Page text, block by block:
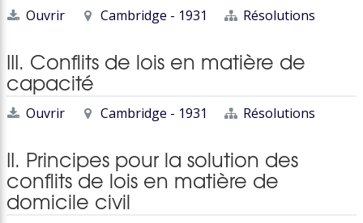
Ouvrir Cambridge - 1931 Résolutions
III. Conflits de lois en matière de
capacité
Ouvrir Cambridge - 1931 Résolutions
II. Principes pour la solution des
conflits de lois en matière de
domicile civil